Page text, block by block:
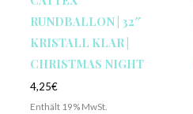
RUNDBALLON | 32″
KRISTALL KLAR |
CHRISTMAS NIGHT
4,25€
Enthält 19% MwSt.